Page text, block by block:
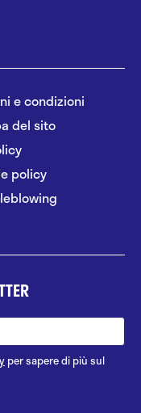
e condizioni
del sito
policy
per sapere di più sul